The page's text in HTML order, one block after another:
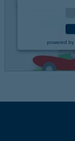
powered by